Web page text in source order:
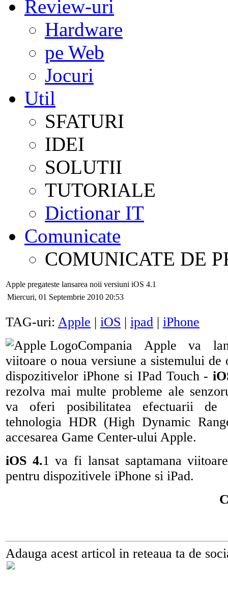
Review-uri
Hardware
pe Web
Jocuri
Util
SFATURI
IDEI
SOLUTII
TUTORIALE
Dictionar IT
Comunicate
COMUNICATE DE
Apple pregateste lansarea noii versiuni iOS 4.1
Miercuri, 01 Septembrie 2010 20:53
TAG-uri: Apple | iOS | ipad | iPhone
Compania Apple va
viitoare o noua versiune a sistemului de
dispozitivelor iPhone si IPad Touch -
rezolva mai multe probleme ale
va oferi posibilitatea efectuarii de
tehnologia HDR (High Dynamic
accesarea Game Center-ului Apple.
iOS 4.1 va fi lansat saptamana
pentru dispozitivele iPhone si iPad.
Adauga acest articol in reteaua ta de